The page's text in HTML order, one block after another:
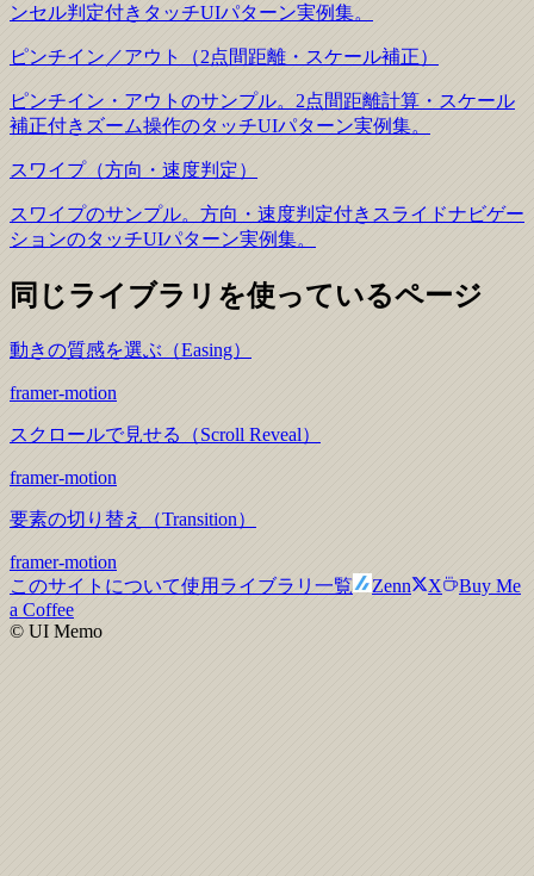
ンセル判定付きタッチUIパターン実例集。
ピンチイン／アウト（2点間距離・スケール補正）
ピンチイン・アウトのサンプル。2点間距離計算・スケール
補正付きズーム操作のタッチUIパターン実例集。
スワイプ（方向・速度判定）
スワイプのサンプル。方向・速度判定付きスライドナビゲー
ションのタッチUIパターン実例集。
同じライブラリを使っているページ
動きの質感を選ぶ（Easing）
framer-motion
スクロールで見せる（Scroll Reveal）
framer-motion
要素の切り替え（Transition）
framer-motion
このサイトについて使用ライブラリ一覧 Zenn X
Buy Me
a Coffee
© UI Memo